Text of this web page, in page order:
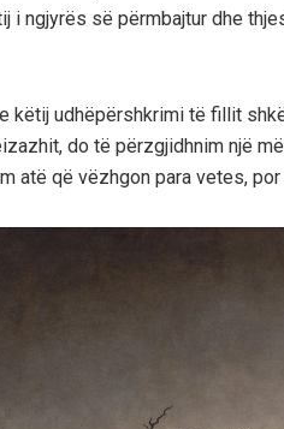
i ngjyrës së përmbajtur dhe
këtij udhëpërshkrimi të fillit
do të përzgjidhnim një
atë që vëzhgon para vetes,